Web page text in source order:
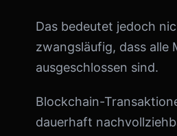
Das bedeutet jedoch
zwangsläufig, dass alle
ausgeschlossen sind.
Blockchain-
dauerhaft